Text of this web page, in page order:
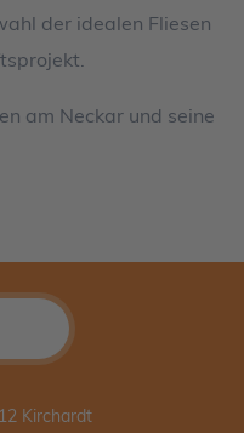
der idealen Fliesen
am Neckar und seine
Kirchardt